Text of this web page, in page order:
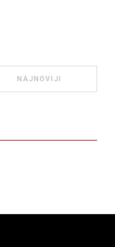
NAJNOVIJI